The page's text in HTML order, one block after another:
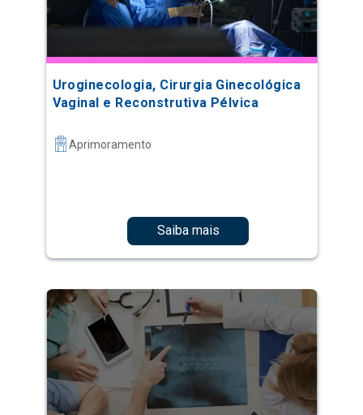
Uroginecologia, Cirurgia Ginecológica
Vaginal e Reconstrutiva Pélvica
Aprimoramento
Saiba mais